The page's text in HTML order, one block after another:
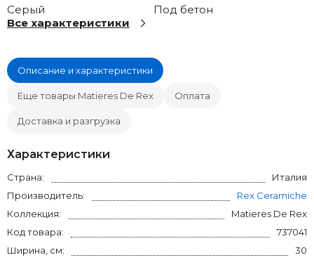
Серый
Под бетон
Все характеристики
Описание и характеристики
Еще товары Matieres De Rex Оплата
Доставка и разгрузка
Характеристики
Страна:
Италия
Производитель:
Rex Ceramiche
Коллекция:
Matieres De Rex
Код товара:
737041
Ширина, см:
30